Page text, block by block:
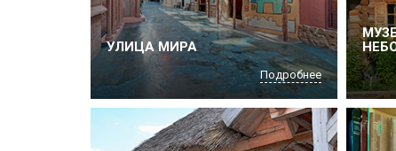
УЛИЦА МИРА
Подробнее